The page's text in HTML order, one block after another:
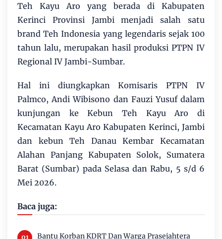
Teh Kayu Aro yang berada di Kabupaten
Kerinci Provinsi Jambi menjadi salah satu
brand Teh Indonesia yang legendaris sejak 100
tahun lalu, merupakan hasil produksi PTPN IV
Regional IV Jambi-Sumbar.
Hal ini diungkapkan Komisaris PTPN IV
Palmco, Andi Wibisono dan Fauzi Yusuf dalam
kunjungan ke Kebun Teh Kayu Aro di
Kecamatan Kayu Aro Kabupaten Kerinci, Jambi
dan kebun Teh Danau Kembar Kecamatan
Alahan Panjang Kabupaten Solok, Sumatera
Barat (Sumbar) pada Selasa dan Rabu, 5 s/d 6
Mei 2026.
Baca juga:
Bantu Korban KDRT Dan Warga Prasejahtera